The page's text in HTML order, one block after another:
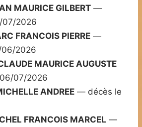
MAURICE GILBERT —
07/2026
FRANCOIS PIERRE —
06/2026
MAURICE AUGUSTE
07/2026
ANDREE — décès le
FRANCOIS MARCEL —